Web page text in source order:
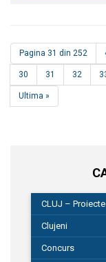
Pagina 31 din 252
30 31 32
Ultima »
CLUJ – Proiecte
Clujeni
Concurs